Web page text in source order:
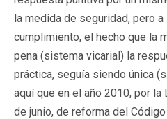
la medida de seguridad, pero a
cumplimiento, el hecho que la
pena (sistema vicarial) la
práctica, seguía siendo única
aquí que en el año 2010, por
de junio, de reforma del